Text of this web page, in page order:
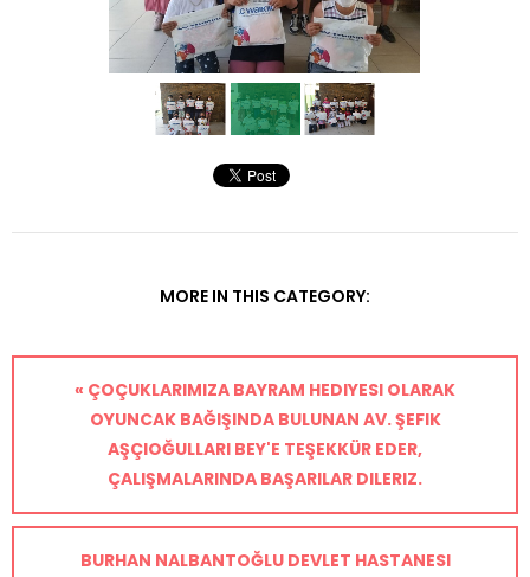
MORE IN THIS CATEGORY:
« ÇOÇUKLARIMIZA BAYRAM HEDIYESI OLARAK
OYUNCAK BAĞIŞINDA BULUNAN AV. ŞEFIK
AŞÇIOĞULLARI BEY'E TEŞEKKÜR EDER,
ÇALIŞMALARINDA BAŞARILAR DILERIZ.
BURHAN NALBANTOĞLU DEVLET HASTANESI